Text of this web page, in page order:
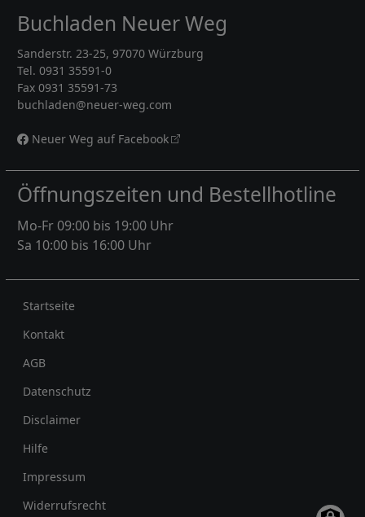
Buchladen Neuer Weg
Sanderstr. 23-25, 97070 Würzburg
Tel. 0931 35591-0
Fax 0931 35591-73
buchladen@neuer-weg.com
Neuer Weg auf Facebook
Öffnungszeiten und Bestellhotline
Mo-Fr 09:00 bis 19:00 Uhr
Sa 10:00 bis 16:00 Uhr
Rechtliches
Startseite
Kontakt
AGB
Datenschutz
Disclaimer
Hilfe
Impressum
Widerrufsrecht